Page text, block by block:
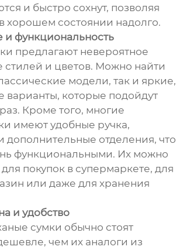
и быстро сохнут, позволяя
хорошем состоянии надолго.
и функциональность
предлагают невероятное
стилей и цветов. Можно найти
модели, так и яркие,
варианты, которые подойдут
Кроме того, многие
имеют удобные ручка,
отделения, что
функциональными. Их можно
покупок в супермаркете, для
или даже для хранения
и удобство
сумки обычно стоят
чем их аналоги из